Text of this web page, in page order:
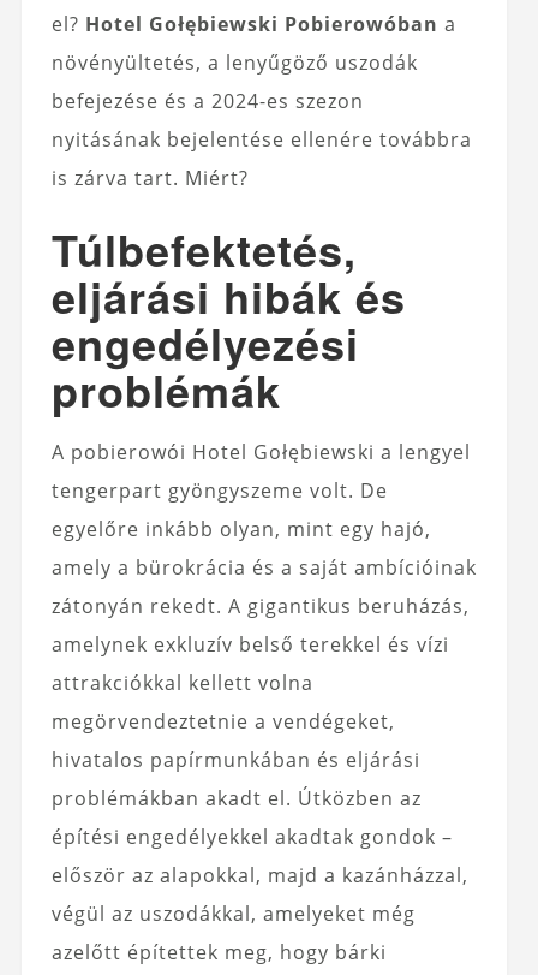
el? Hotel Gołębiewski Pobierowóban a
növényültetés, a lenyűgöző uszodák
befejezése és a 2024-es szezon
nyitásának bejelentése ellenére továbbra
is zárva tart. Miért?
Túlbefektetés,
eljárási hibák és
engedélyezési
problémák
A pobierowói Hotel Gołębiewski a lengyel
tengerpart gyöngyszeme volt. De
egyelőre inkább olyan, mint egy hajó,
amely a bürokrácia és a saját ambícióinak
zátonyán rekedt. A gigantikus beruházás,
amelynek exkluzív belső terekkel és vízi
attrakciókkal kellett volna
megörvendeztetnie a vendégeket,
hivatalos papírmunkában és eljárási
problémákban akadt el. Útközben az
építési engedélyekkel akadtak gondok –
először az alapokkal, majd a kazánházzal,
végül az uszodákkal, amelyeket még
azelőtt építettek meg, hogy bárki